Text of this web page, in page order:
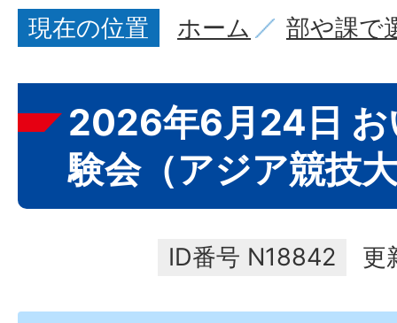
現在の位置 ホーム 部や課で
2026年6月24日 お
験会（アジア競技
ID番号 N18842 更